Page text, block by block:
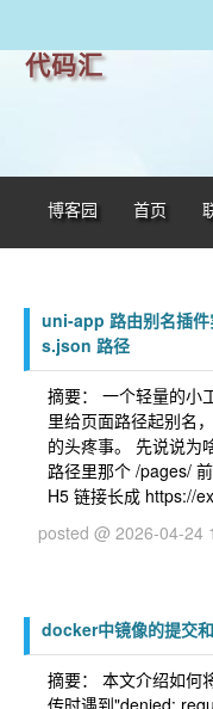
代码汇
博客园 首页
uni-app 路由别名插
s.json 路径
摘要： 一个轻量的小
里给页面路径起别名
的头疼事。 先说说为
路径里那个 /pages/
H5 链接长成 https://
posted @ 2026-04-24
docker中镜像的提交
摘要： 本文介绍如何
传时遇到"denied: